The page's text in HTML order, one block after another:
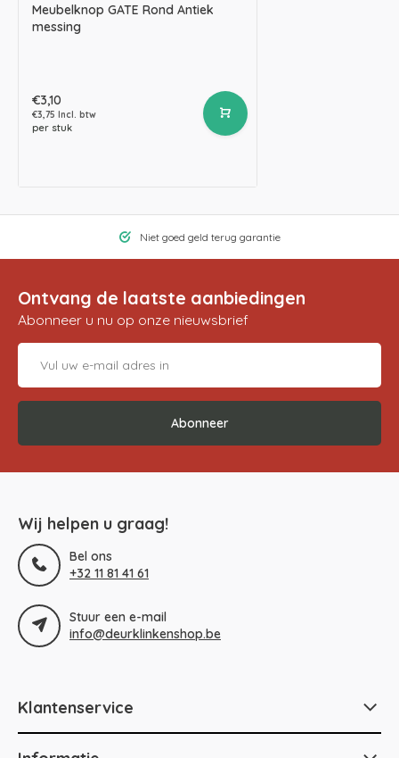
Meubelknop GATE Rond Antiek
messing
€3,10
€3,75 Incl. btw
per stuk
Niet goed geld terug garantie
Ontvang de laatste aanbiedingen
Abonneer u nu op onze nieuwsbrief
Abonneer
Wij helpen u graag!
Bel ons
+32 11 81 41 61
Stuur een e-mail
info@deurklinkenshop.be
Klantenservice